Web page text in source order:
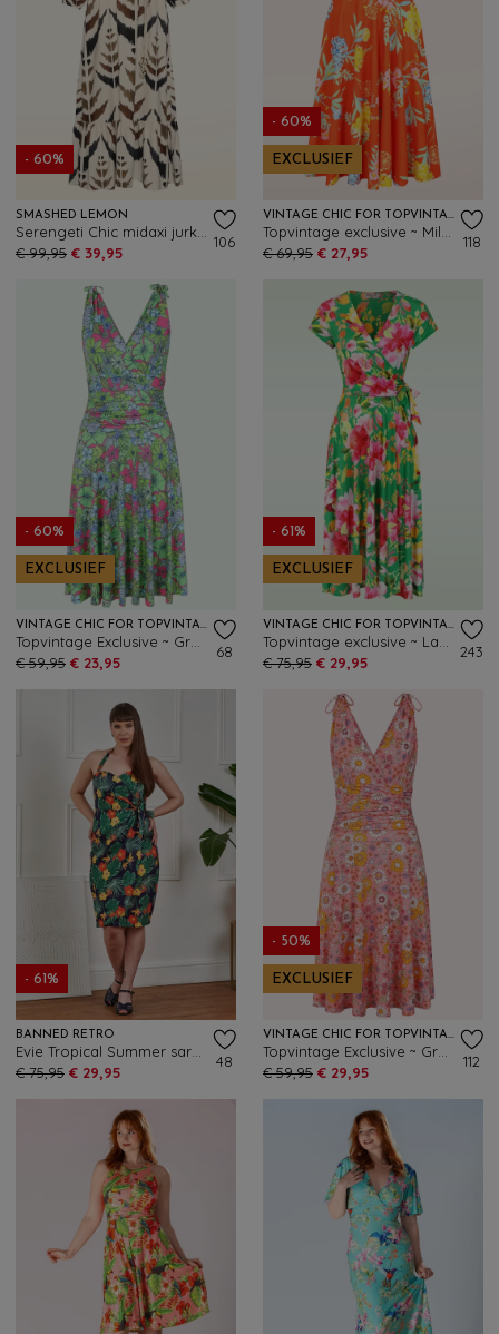
- 60%
SMASHED LEMON
€ 99,95 € 39,95
106
- 60%
EXCLUSIEF
VINTAGE CHIC FOR TOPVINTAGE
€ 69,95 € 27,95
118
- 60%
EXCLUSIEF
VINTAGE CHIC FOR TOPVINTAGE
€ 59,95 € 23,95
68
- 61%
EXCLUSIEF
VINTAGE CHIC FOR TOPVINTAGE
€ 75,95 € 29,95
243
- 61%
BANNED RETRO
€ 75,95 € 29,95
48
- 50%
EXCLUSIEF
VINTAGE CHIC FOR TOPVINTAGE
€ 59,95 € 29,95
112